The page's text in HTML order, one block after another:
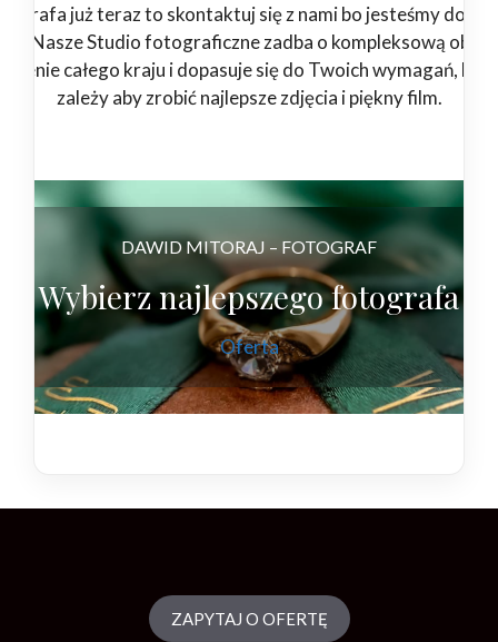
już teraz to skontaktuj się z nami bo jesteśmy
7. Nasze Studio fotograficzne zadba o kompleksową
całego kraju i dopasuje się do Twoich wymagań, bo
zależy aby zrobić najlepsze zdjęcia i piękny film.
DAWID MITORAJ – FOTOGRAF
Wybierz najlepszego fotografa
Oferta
ZAPYTAJ O OFERTĘ